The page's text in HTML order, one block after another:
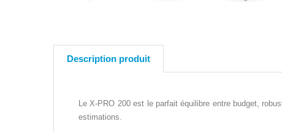
Description produit
Le X-PRO 200 est le parfait équilibre entre budget,
estimations.